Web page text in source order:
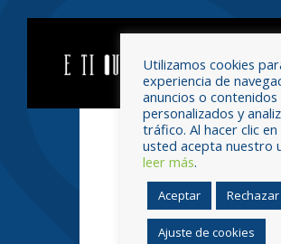
Utilizamos cookies
experiencia de
anuncios o contenidos
personalizados y
tráfico. Al hacer clic
usted acepta nuestro
leer más.
Aceptar Rechazar
Ajuste de cookies